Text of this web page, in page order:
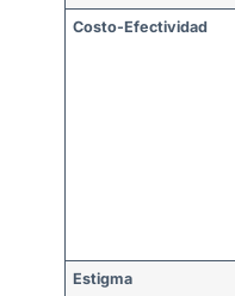
Costo-Efectividad
Estigma